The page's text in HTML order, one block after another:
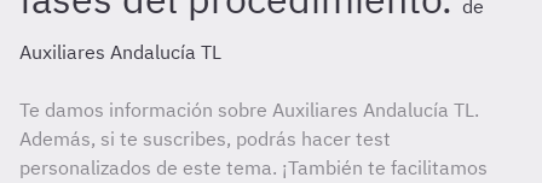
de
Auxiliares Andalucía TL
Te damos información sobre Auxiliares Andalucía TL.
Además, si te suscribes, podrás hacer test
personalizados de este tema. ¡También te facilitamos